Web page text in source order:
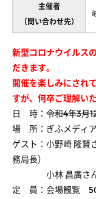
主催者
（問い合わせ先）
新型コロナウイルス
だきます。
開催を楽しみにされ
すが、何卒ご理解い
日 時： 令和4年3月
場 所：ぎふメディ
ゲスト：小野崎 隆賢
務局長）
小林 昌廣さん（
定 員：会場観覧